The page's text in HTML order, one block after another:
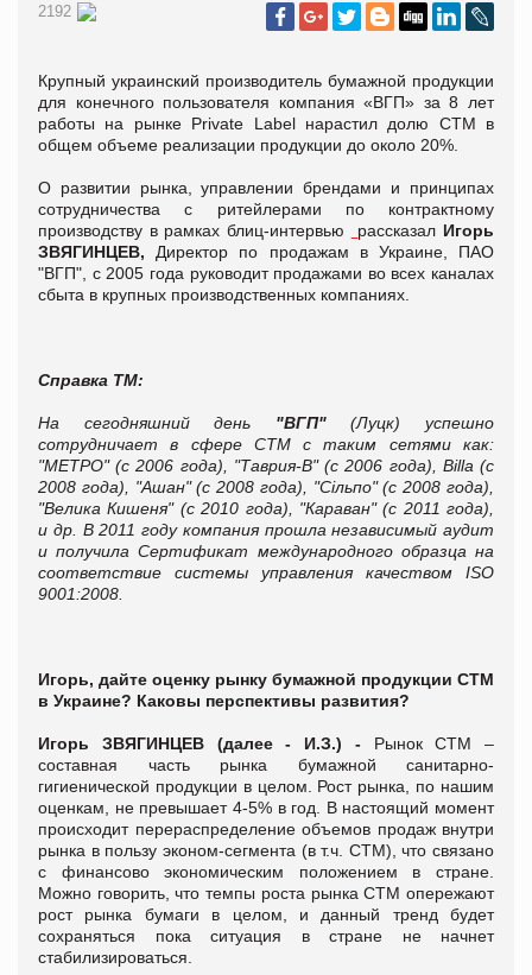
2192
Крупный украинский производитель бумажной продукции
для конечного пользователя компания «ВГП» за 8 лет
работы на рынке Private Label нарастил долю СТМ в
общем объеме реализации продукции до около 20%.
О развитии рынка, управлении брендами и принципах
сотрудничества с ритейлерами по контрактному
производству в рамках блиц-интервью
рассказал Игорь
ЗВЯГИНЦЕВ, Директор по продажам в Украине, ПАО
"ВГП", с 2005 года руководит продажами во всех каналах
сбыта в крупных производственных компаниях.
Справка ТМ:
На сегодняшний день "ВГП"(Луцк) успешно
сотрудничает в сфере СТМ с таким сетями как:
"МЕТРО" (с 2006 года), "Таврия-В" (с 2006 года), Billa (с
2008 года), "Ашан" (с 2008 года), "Сільпо" (с 2008 года),
"Велика Кишеня" (с 2010 года), "Караван" (с 2011 года),
и др. В 2011 году компания прошла независимый аудит
и получила Сертификат международного образца на
соответствие системы управления качеством ISO
9001:2008.
Игорь, дайте оценку рынку бумажной продукции СТМ
в Украине? Каковы перспективы развития?
Игорь ЗВЯГИНЦЕВ (далее - И.З.) - Рынок СТМ –
составная часть рынка бумажной санитарно-
гигиенической продукции в целом. Рост рынка, по нашим
оценкам, не превышает 4-5% в год. В настоящий момент
происходит перераспределение объемов продаж внутри
рынка в пользу эконом-сегмента (в т.ч. СТМ), что связано
с финансово экономическим положением в стране.
Можно говорить, что темпы роста рынка СТМ опережают
рост рынка бумаги в целом, и данный тренд будет
сохраняться пока ситуация в стране не начнет
стабилизироваться.